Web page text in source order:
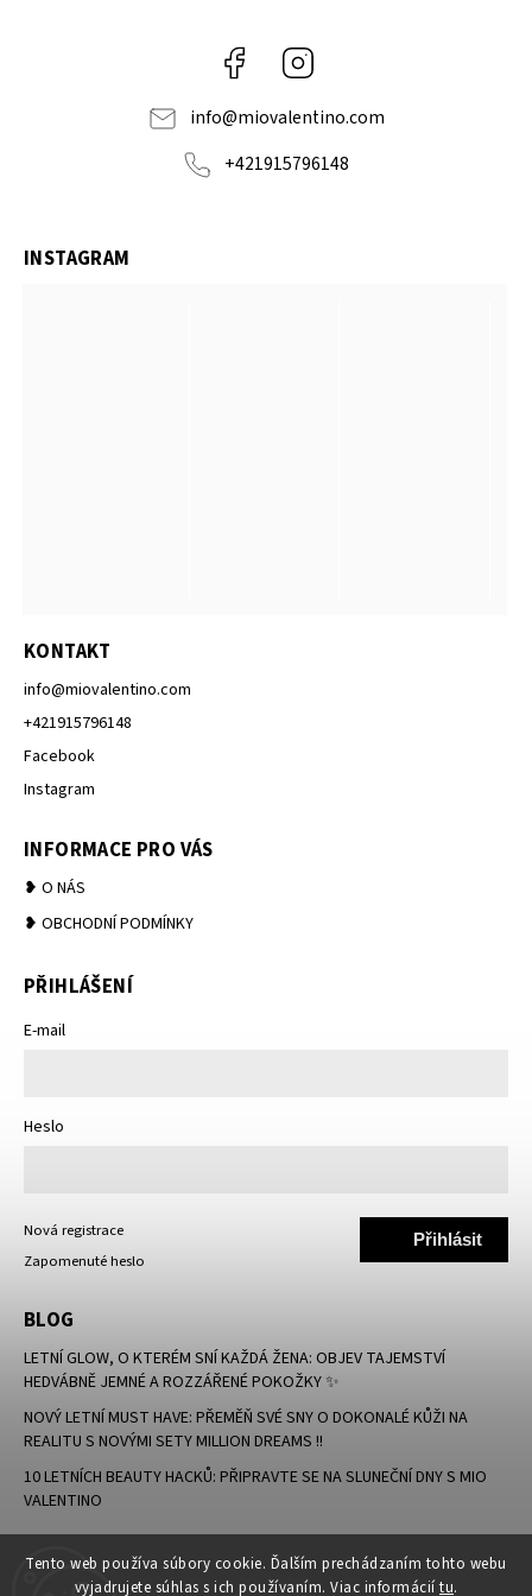
Tento web používa súbory cookie. Ďalším prechádzaním tohto webu
vyjadrujete súhlas s ich používaním. Viac informácií tu.
Facebook
info@miovalentino.com
+421915796148
INSTAGRAM
KONTAKT
info@miovalentino.com
+421915796148
Facebook
Instagram
INFORMACE PRO VÁS
❥ O NÁS
❥ OBCHODNÍ PODMÍNKY
PŘIHLÁŠENÍ
E-mail
Heslo
Přihlásit
Nová registrace
Zapomenuté heslo
BLOG
LETNÍ GLOW, O KTERÉM SNÍ KAŽDÁ ŽENA: OBJEV TAJEMSTVÍ
HEDVÁBNĚ JEMNÉ A ROZZÁŘENÉ POKOŽKY ✨
NOVÝ LETNÍ MUST HAVE: PŘEMĚŇ SVÉ SNY O DOKONALÉ KŮŽI NA
REALITU S NOVÝMI SETY MILLION DREAMS !!
10 LETNÍCH BEAUTY HACKŮ: PŘIPRAVTE SE NA SLUNEČNÍ DNY S MIO
VALENTINO